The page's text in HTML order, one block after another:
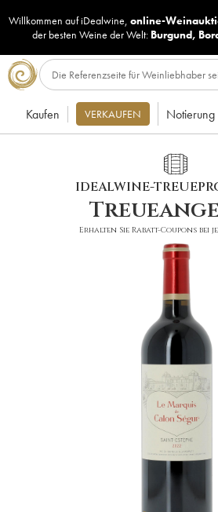
Willkommen auf iDealwine, online-
der besten Weine der Welt: Burgund,
Kaufen VERKAUFEN Notierung
IDEALWINE-
Erhalten Sie Rabatt-Coupons bei